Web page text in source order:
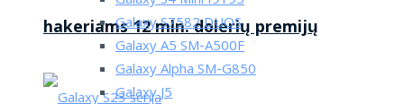
hakeriams 12 mln. dolerių premijų
Galaxy S7582 DUOS
Galaxy A5 SM-A500F
Galaxy Alpha SM-G850
Galaxy J5